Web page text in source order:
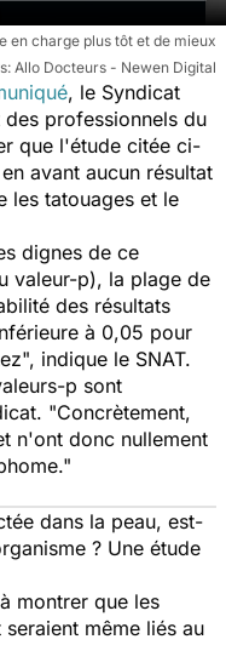
en charge plus tôt et de mieux
Allo Docteurs - Newen Digital
, le Syndicat
professionnels du
que l'étude citée ci-
avant aucun résultat
les tatouages et le
dignes de ce
valeur-p), la plage de
des résultats
à 0,05 pour
", indique le SNAT.
p sont
"Concrètement,
n'ont donc nullement
."
dans la peau, est-
? Une étude
montrer que les
même liés au